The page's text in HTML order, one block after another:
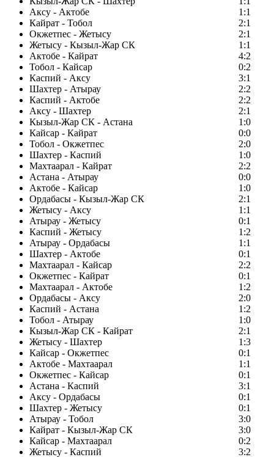
Аксу - Актобе
1:1
Кайрат - Тобол
2:1
Окжетпес - Жетысу
2:1
Жетысу - Кызыл-Жар СК
1:1
Актобе - Кайрат
4:2
Тобол - Кайсар
0:2
Каспий - Аксу
3:1
Шахтер - Атырау
2:2
Каспий - Актобе
2:2
Аксу - Шахтер
2:1
Кызыл-Жар СК - Астана
1:0
Кайсар - Кайрат
0:0
Тобол - Окжетпес
2:0
Шахтер - Каспий
1:0
Махтаарал - Кайрат
2:2
Астана - Атырау
0:0
Актобе - Кайсар
1:0
Ордабасы - Кызыл-Жар СК
2:1
Жетысу - Аксу
1:1
Атырау - Жетысу
0:1
Каспий - Жетысу
1:2
Атырау - Ордабасы
1:1
Шахтер - Актобе
0:1
Махтаарал - Кайсар
2:2
Окжетпес - Кайрат
0:1
Махтаарал - Актобе
1:2
Ордабасы - Аксу
2:0
Каспий - Астана
1:2
Тобол - Атырау
1:0
Кызыл-Жар СК - Кайрат
2:1
Жетысу - Шахтер
1:3
Кайсар - Окжетпес
0:1
Актобе - Махтаарал
1:1
Окжетпес - Кайсар
0:1
Астана - Каспий
3:1
Аксу - Ордабасы
0:1
Шахтер - Жетысу
0:1
Атырау - Тобол
3:0
Кайрат - Кызыл-Жар СК
3:0
Кайсар - Махтаарал
0:2
Жетысу - Каспий
3:2